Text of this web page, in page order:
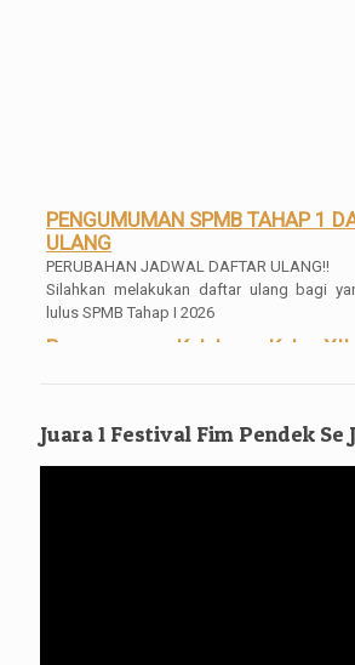
PENGUMUMAN SPMB TAHAP 1
ULANG
PERUBAHAN JADWAL DAFTAR ULANG!!
Silahkan melakukan daftar ulang bagi
lulus SPMB Tahap I 2026
Pengumuman Kelulusan Kelas XII
Pengambilan Ijazah Gratis
Bagi para alumni, silahkan untuk
Juara 1 Festival Fim Pendek Se